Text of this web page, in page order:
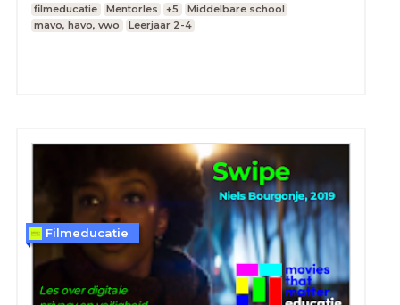
filmeducatie Mentorles +5
Middelbare school
mavo, havo, vwo
Leerjaar 2-4
Filmeducatie